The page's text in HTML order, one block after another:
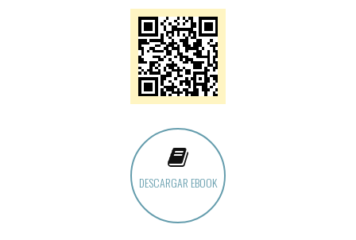
DESCARGAR EBOOK